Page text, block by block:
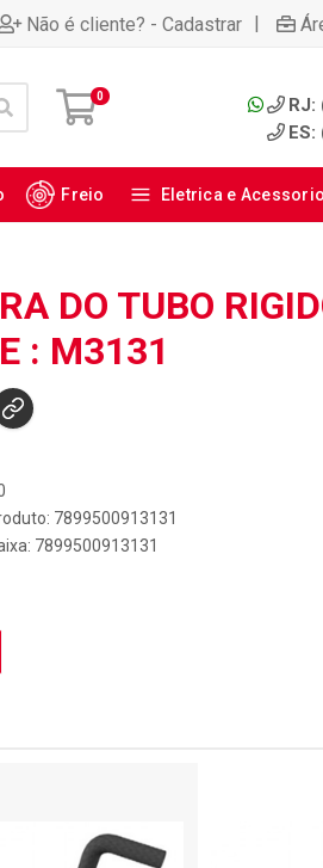
Não é cliente? - Cadastrar |
0
RJ:
Freio Eletrica e
DO TUBO
: M3131
7899500913131
7899500913131